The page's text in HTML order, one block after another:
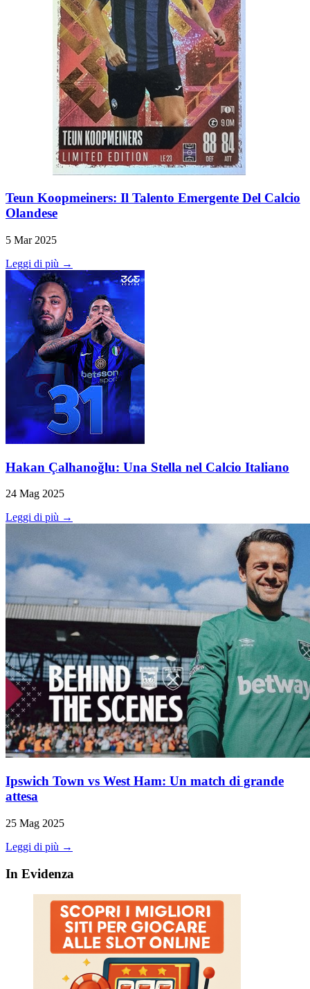
Teun Koopmeiners: Il Talento Emergente Del Calcio
Olandese
5 Mar 2025
Leggi di più →
Hakan Çalhanoğlu: Una Stella nel Calcio Italiano
24 Mag 2025
Leggi di più →
Ipswich Town vs West Ham: Un match di grande
attesa
25 Mag 2025
Leggi di più →
In Evidenza